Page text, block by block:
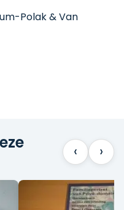
Elias Canetti,
biedt
verzameling
reflecties.
Polak & Van
‹ ›